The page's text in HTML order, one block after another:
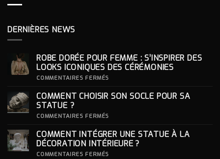
DERNIÈRES NEWS
ROBE DORÉE POUR FEMME : S’INSPIRER DES
LOOKS ICONIQUES DES CÉRÉMONIES
COMMENTAIRES FERMÉS
POUR
ICONIQUES
DES
CÉRÉMONIES
COMMENT CHOISIR SON SOCLE POUR SA
STATUE ?
COMMENTAIRES FERMÉS
SON
SOCLE
POUR
COMMENT INTÉGRER UNE STATUE À LA
DÉCORATION INTÉRIEURE ?
COMMENTAIRES FERMÉS